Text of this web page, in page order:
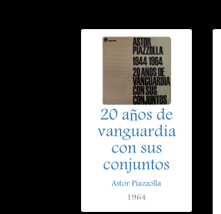
20 años de
vanguardia
con sus
conjuntos
Astor Piazzolla
1964